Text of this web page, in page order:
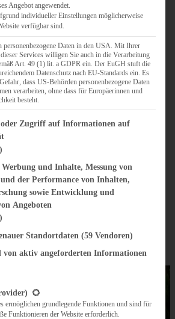
vom Vortag (Baguette geht
(nach Geschmack)
Angebot angewendet.
individueller Einstellungen möglicherweise
verfügbar sind.
personenbezogene Daten in den USA. Mit Ihrer
Services willigen Sie auch in die Verarbeitung
Art. 49 (1) lit. a GDPR ein. Der EuGH stuft die
Datenschutz nach EU-Standards ein. Es
dass US-Behörden personenbezogene Daten
verarbeiten, ohne dass für Europäerinnen und
besteht.
Liste der Zwecke des IAB Transparency and Consent
oder Zugriff auf Informationen auf
Werbung und Inhalte, Messung von
der Performance von Inhalten,
sowie Entwicklung und
Angeboten
Standortdaten (59 Vendoren)
von aktiv angeforderten Informationen
Gruppen, für die eine Einwilligung erteilt werden
ermöglichen grundlegende Funktionen und sind für
Funktionieren der Website erforderlich.